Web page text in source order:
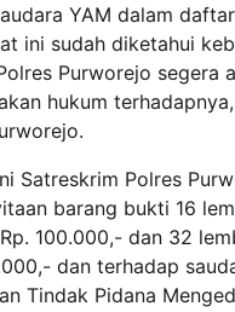
YAM dalam
ini sudah diketahui
Purworejo segera
hukum
Satreskrim Polres
barang bukti 16
100.000,- dan 32
dan terhadap
Tindak Pidana